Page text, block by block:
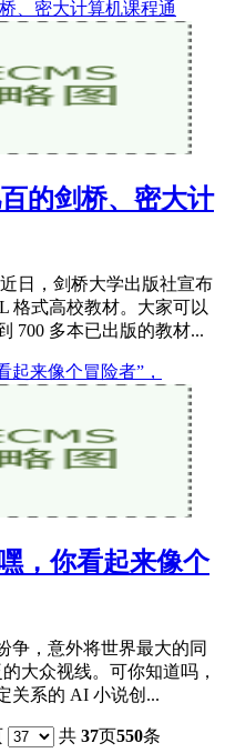
的剑桥、密大计
日，剑桥大学出版社宣布
格式高校教材。大家可以
700 多本已出版的教材...
，你看起来像个
争，意外将世界最大的同
大众视线。可你知道吗，
关系的 AI 小说创...
共 37页550条